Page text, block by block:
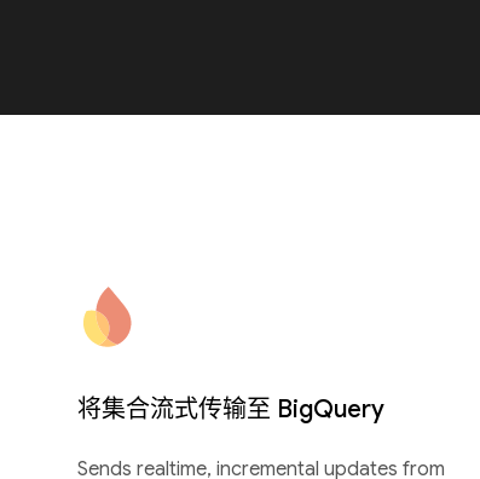
将集合流式传输至 BigQuery
Sends realtime, incremental updates from